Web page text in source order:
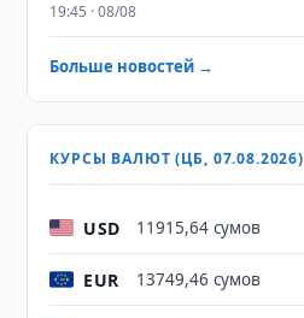
19:45 · 08/08
Больше новостей →
КУРСЫ ВАЛЮТ (ЦБ, 07.08.2026)
USD 11915,64 сумов
EUR 13749,46 сумов